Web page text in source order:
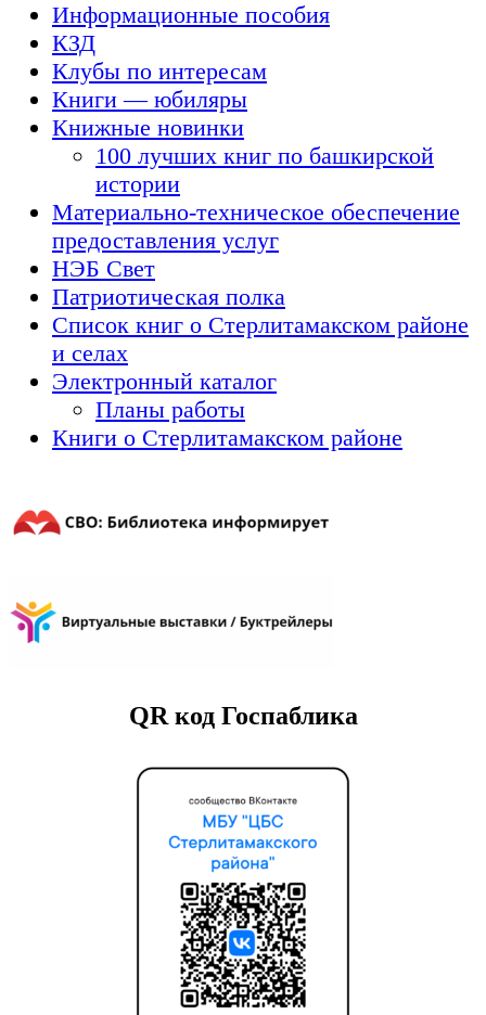
Информационные пособия
КЗД
Клубы по интересам
Книги — юбиляры
Книжные новинки
100 лучших книг по башкирской
истории
Материально-техническое обеспечение
предоставления услуг
НЭБ Свет
Патриотическая полка
Список книг о Стерлитамакском районе
и селах
Электронный каталог
Планы работы
Книги о Стерлитамакском районе
QR код Госпаблика